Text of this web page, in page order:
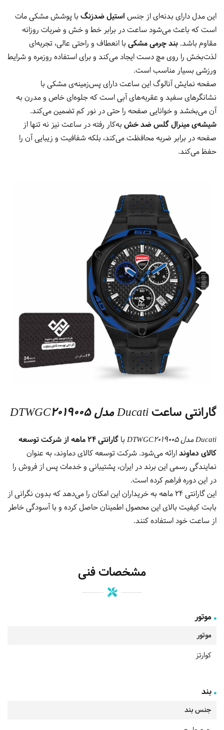
این مدل دارای بدنه‌ای از جنس استیل ضدزنگ با پوشش مشکی مات
است که باعث می‌شود ساعت در برابر خط و خش و ضربات روزانه
مقاوم باشد. بند چرمی مشکی با انعطاف و راحتی عالی، تجربه‌ای
لذت‌بخش را روی مچ دست ایجاد می‌کند و برای استفاده روزمره و شرایط
ورزشی بسیار مناسب است.
صفحه نمایش آنالوگ این ساعت دارای پس‌زمینه‌ی مشکی با
نشانگرهای سفید و عقربه‌های آبی است که جلوه‌ای خاص و مدرن به
آن می‌بخشد و خوانایی صفحه را حتی در نور کم تضمین می‌کند.
شیشه‌ی مینرال گلس ضد خش به‌کار رفته در ساعت نیز نه تنها از
صفحه در برابر ضربه محافظت می‌کند، بلکه شفافیت و زیبایی آن را
حفظ می‌کند.
گارانتی ساعتDucati مدل DTWGC2019005
Ducati مدل DTWGC2019005 با
گارانتی ۲۴ ماهه از شرکت توسعه
کالای دماوندارائه می‌شود. شرکت توسعه کالای دماوند، به عنوان
نمایندگی رسمی این برند در ایران، پشتیبانی و خدمات پس از فروش را
در این دوره فراهم کرده است.
این گارانتی ۲4 ماهه به خریداران این امکان را می‌دهد که بدون نگرانی از
بابت کیفیت بالای این محصول اطمینان حاصل کرده و با آسودگی خاطر
از ساعت خود استفاده کنند.
مشخصات فنی
موتور
موتور
کوارتز
بند
جنس بند